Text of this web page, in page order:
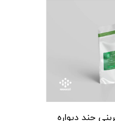
چند دیواره